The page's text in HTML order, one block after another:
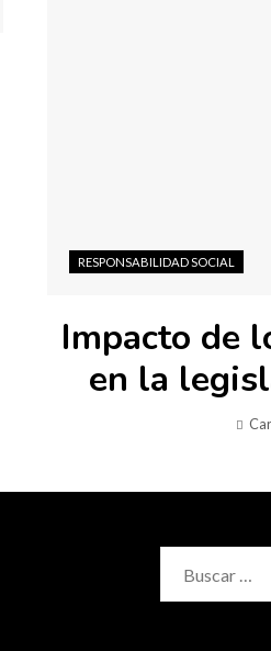
RESPONSABILIDAD SOCIAL
Impacto de
en la